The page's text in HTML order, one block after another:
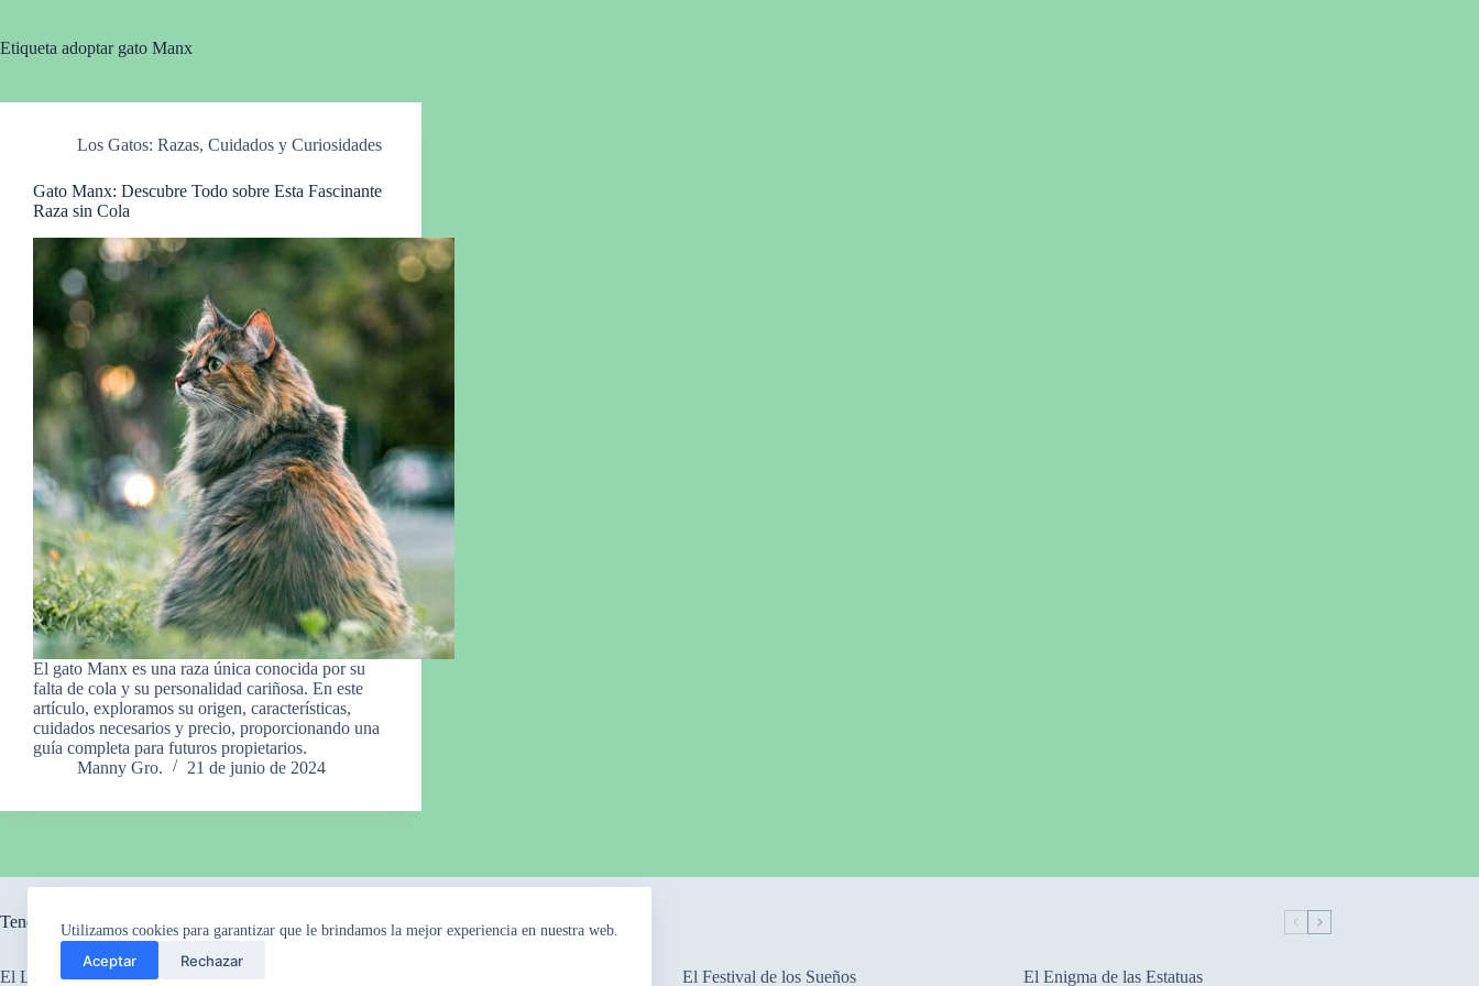
Utilizamos cookies para garantizar que le brindamos la mejor experiencia en nuestra web.
Aceptar Rechazar
Etiqueta adoptar gato Manx
Los Gatos: Razas, Cuidados y Curiosidades
Gato Manx: Descubre Todo sobre Esta Fascinante
Raza sin Cola
El gato Manx es una raza única conocida por su
falta de cola y su personalidad cariñosa. En este
artículo, exploramos su origen, características,
cuidados necesarios y precio, proporcionando una
guía completa para futuros propietarios.
Manny Gro.
21 de junio de 2024
Tendencia ahora
El Legado Perdido El Festival de los Sueños El Enigma de las Estatuas